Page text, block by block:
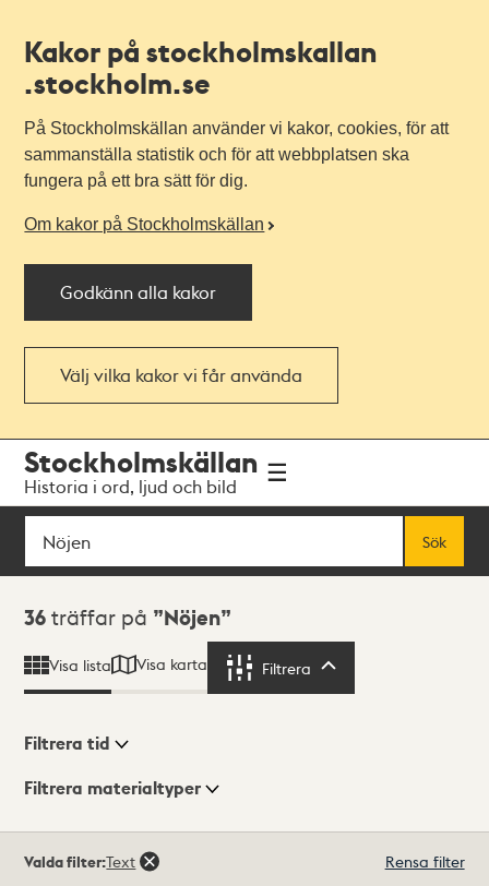
Kakor på stockholmskallan
.stockholm.se
På Stockholmskällan använder vi kakor, cookies, för att
sammanställa statistik och för att webbplatsen ska
fungera på ett bra sätt för dig.
Om kakor på Stockholmskällan
Godkänn alla kakor
Välj vilka kakor vi får använda
navigationen
huvudinnehållet
Stockholmskällan
Historia i ord, ljud och bild
Sök
Sök
Sökresultat
36 träffar på Nöjen
Visa lista Visa karta Filtrera
Visningsläge
Filtrera tid
Filtrera materialtyper
träffar
Valda filter:Text Rensa filter